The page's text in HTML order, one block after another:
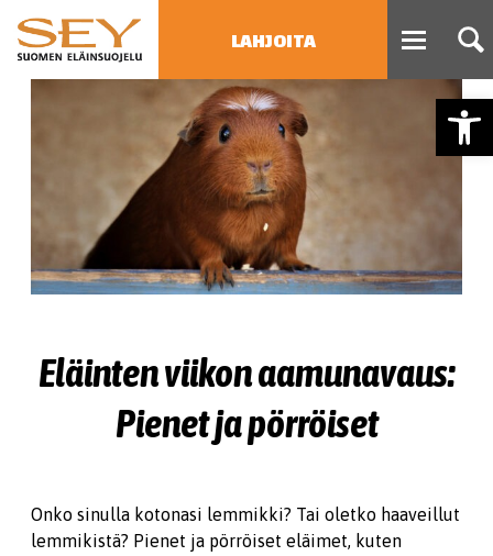
LAHJOITA
Type 2 or more characters
for results.
Eläinten viikon aamunavaus:
Pienet ja pörröiset
Onko sinulla kotonasi lemmikki? Tai oletko haaveillut
lemmikistä? Pienet ja pörröiset eläimet, kuten